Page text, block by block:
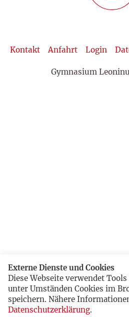
Kontakt Anfahrt Login
Gymnasium
Externe Dienste und Cookies
Diese Webseite verwendet
unter Umständen Cookies im
speichern. Nähere
Datenschutzerklärung.